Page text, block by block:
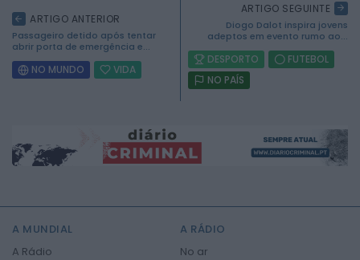
2026 Mundial FM. Todos os direitos reservados.
ARTIGO ANTERIOR
Passageiro detido após tentar
abrir porta de emergência e...
NO MUNDO VIDA
ARTIGO SEGUINTE
Diogo Dalot inspira jovens
adeptos em evento rumo ao...
DESPORTO
FUTEBOL
NO PAÍS
A MUNDIAL
A Rádio
A RÁDIO
No ar